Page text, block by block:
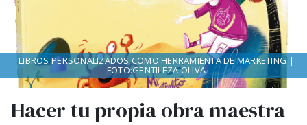
Hacer tu propia obra maestra
LIBROS PERSONALIZADOS COMO HERRAMIENTA DE MARKETING |
FOTO:GENTILEZA OLIVA